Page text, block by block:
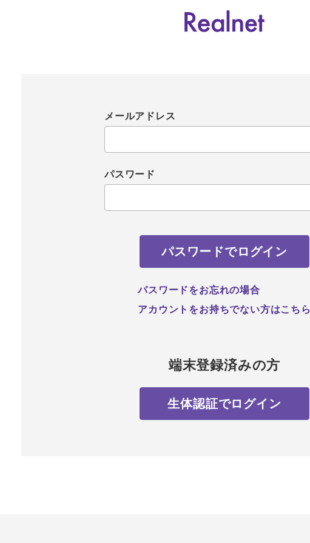
メールアドレス
パスワード
パスワードでログイン
パスワードをお忘れの場合
アカウントをお持ちでない方はこちら
端末登録済みの方
生体認証でログイン